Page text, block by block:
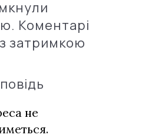
Коментарі
затримкою
не